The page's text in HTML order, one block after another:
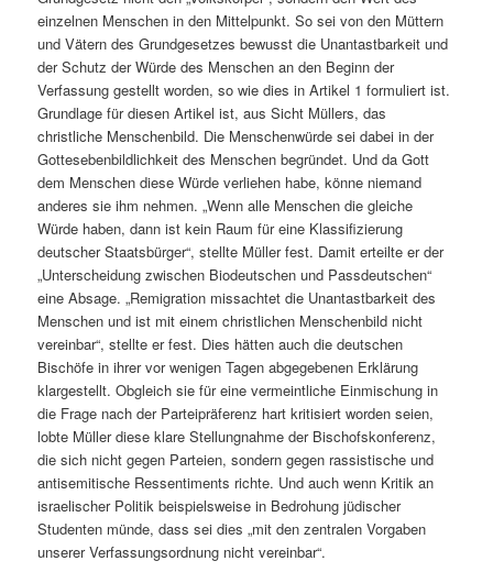
einzelnen Menschen in den Mittelpunkt. So sei von den Müttern
und Vätern des Grundgesetzes bewusst die Unantastbarkeit und
der Schutz der Würde des Menschen an den Beginn der
Verfassung gestellt worden, so wie dies in Artikel 1 formuliert ist.
Grundlage für diesen Artikel ist, aus Sicht Müllers, das
christliche Menschenbild. Die Menschenwürde sei dabei in der
Gottesebenbildlichkeit des Menschen begründet. Und da Gott
dem Menschen diese Würde verliehen habe, könne niemand
anderes sie ihm nehmen. „Wenn alle Menschen die gleiche
Würde haben, dann ist kein Raum für eine Klassifizierung
deutscher Staatsbürger“, stellte Müller fest. Damit erteilte er der
„Unterscheidung zwischen Biodeutschen und Passdeutschen“
eine Absage. „Remigration missachtet die Unantastbarkeit des
Menschen und ist mit einem christlichen Menschenbild nicht
vereinbar“, stellte er fest. Dies hätten auch die deutschen
Bischöfe in ihrer vor wenigen Tagen abgegebenen Erklärung
klargestellt. Obgleich sie für eine vermeintliche Einmischung in
die Frage nach der Parteipräferenz hart kritisiert worden seien,
lobte Müller diese klare Stellungnahme der Bischofskonferenz,
die sich nicht gegen Parteien, sondern gegen rassistische und
antisemitische Ressentiments richte. Und auch wenn Kritik an
israelischer Politik beispielsweise in Bedrohung jüdischer
Studenten münde, dass sei dies „mit den zentralen Vorgaben
unserer Verfassungsordnung nicht vereinbar“.